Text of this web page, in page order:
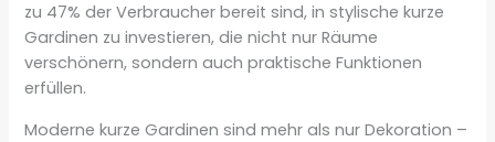
zu 47% der Verbraucher bereit sind, in stylische kurze
Gardinen zu investieren, die nicht nur Räume
verschönern, sondern auch praktische Funktionen
erfüllen.
Moderne kurze Gardinen sind mehr als nur Dekoration –